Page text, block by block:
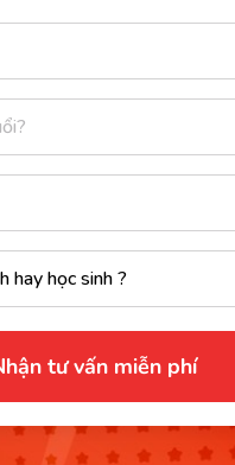
tư vấn miễn phí
tổng hợp nhằm
vui lòng
thức hoặc liên
quan để nắm bắt